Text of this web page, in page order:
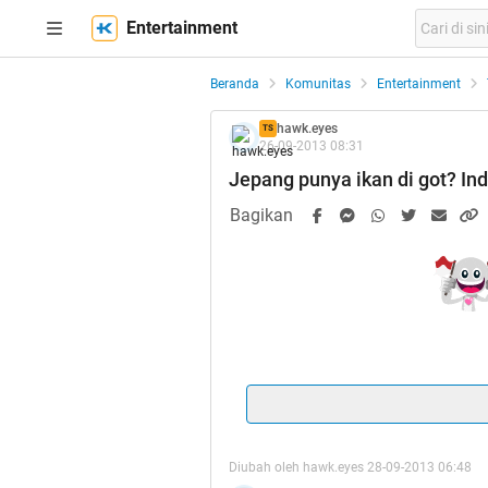
Entertainment
Beranda Komunitas Entertainment
TS hawk.eyes
26-09-2013 08:31
Jepang punya ikan di got?
Bagikan
SpoilerforAlhamdulillah HT gan
Diubah oleh hawk.eyes 28-09-2013 06:48